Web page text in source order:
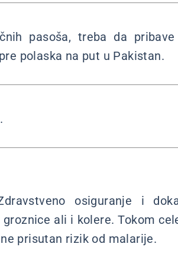
pasoša, treba da
polaska na put u Pakistan.
osiguranje i
ali i kolere. Tokom
prisutan rizik od malarije.